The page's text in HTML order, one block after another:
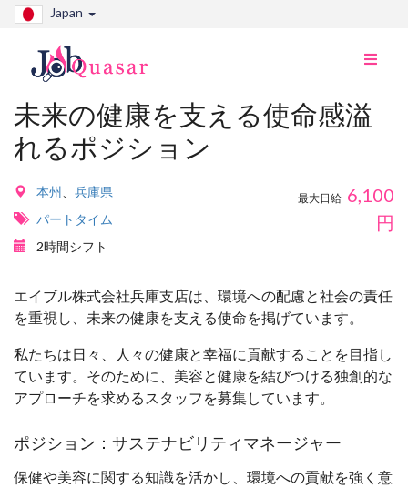
Japan
ナ
り
未来の健康を支える使命感溢
れるポジション
本州
兵庫県
パートタイム
2時間シフト
最大日給 6,100
円
エイブル株式会社兵庫支店は、環境への配慮と社会の責任
を重視し、未来の健康を支える使命を掲げています。
私たちは日々、人々の健康と幸福に貢献することを目指し
ています。そのために、美容と健康を結びつける独創的な
アプローチを求めるスタッフを募集しています。
ポジション：サステナビリティマネージャー
保健や美容に関する知識を活かし、環境への貢献を強く意